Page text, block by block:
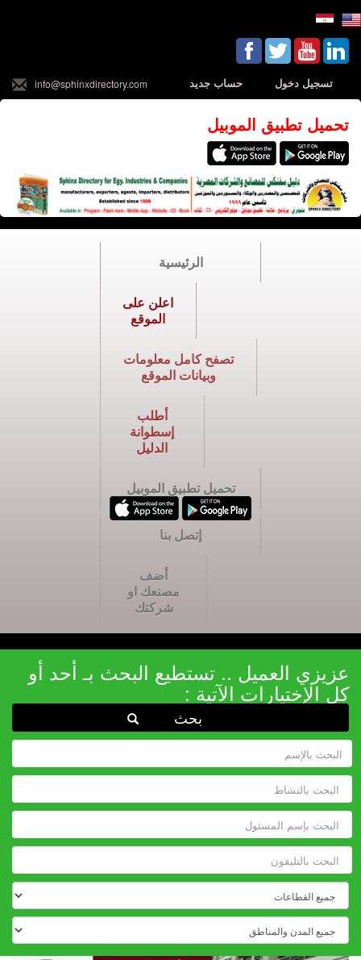
تسجيل دخول حساب جديد info@sphinxdirectory.com
تحميل تطبيق الموبيل
الرئيسية
اعلن على
الموقع
تصفح كامل معلومات
وبيانات الموقع
أطلب
إسطوانة
الدليل
تحميل تطبيق الموبيل
إتصل بنا
أضف
مصنعك او
شركتك
عزيزي العميل .. تستطيع البحث بـ أحد أو
كل الإختيارات الآتية :